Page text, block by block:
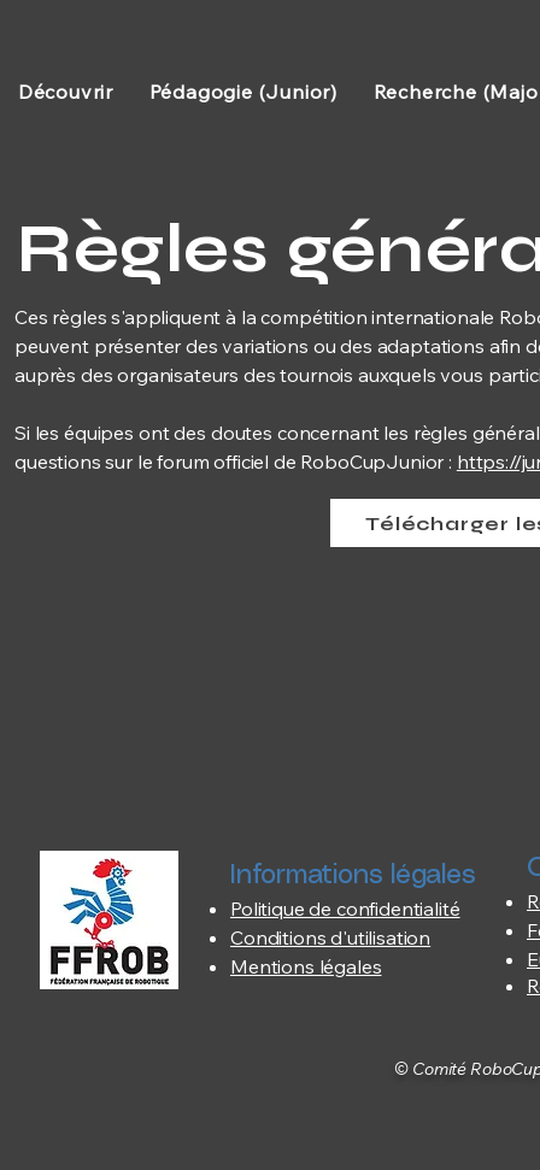
Découvrir Pédagogie (Junior) Recherche
Règles
Ces règles s'appliquent à la compétition internationale
peuvent présenter des variations ou des adaptations afin
auprès des organisateurs des tournois auxquels vous
Si les équipes ont des doutes concernant les règles
questions sur le forum officiel de RoboCupJunior : https://
Télécharger
Informations légales
Politique de confidentialité
Conditions d'utilisation
Mentions légales
© Comité